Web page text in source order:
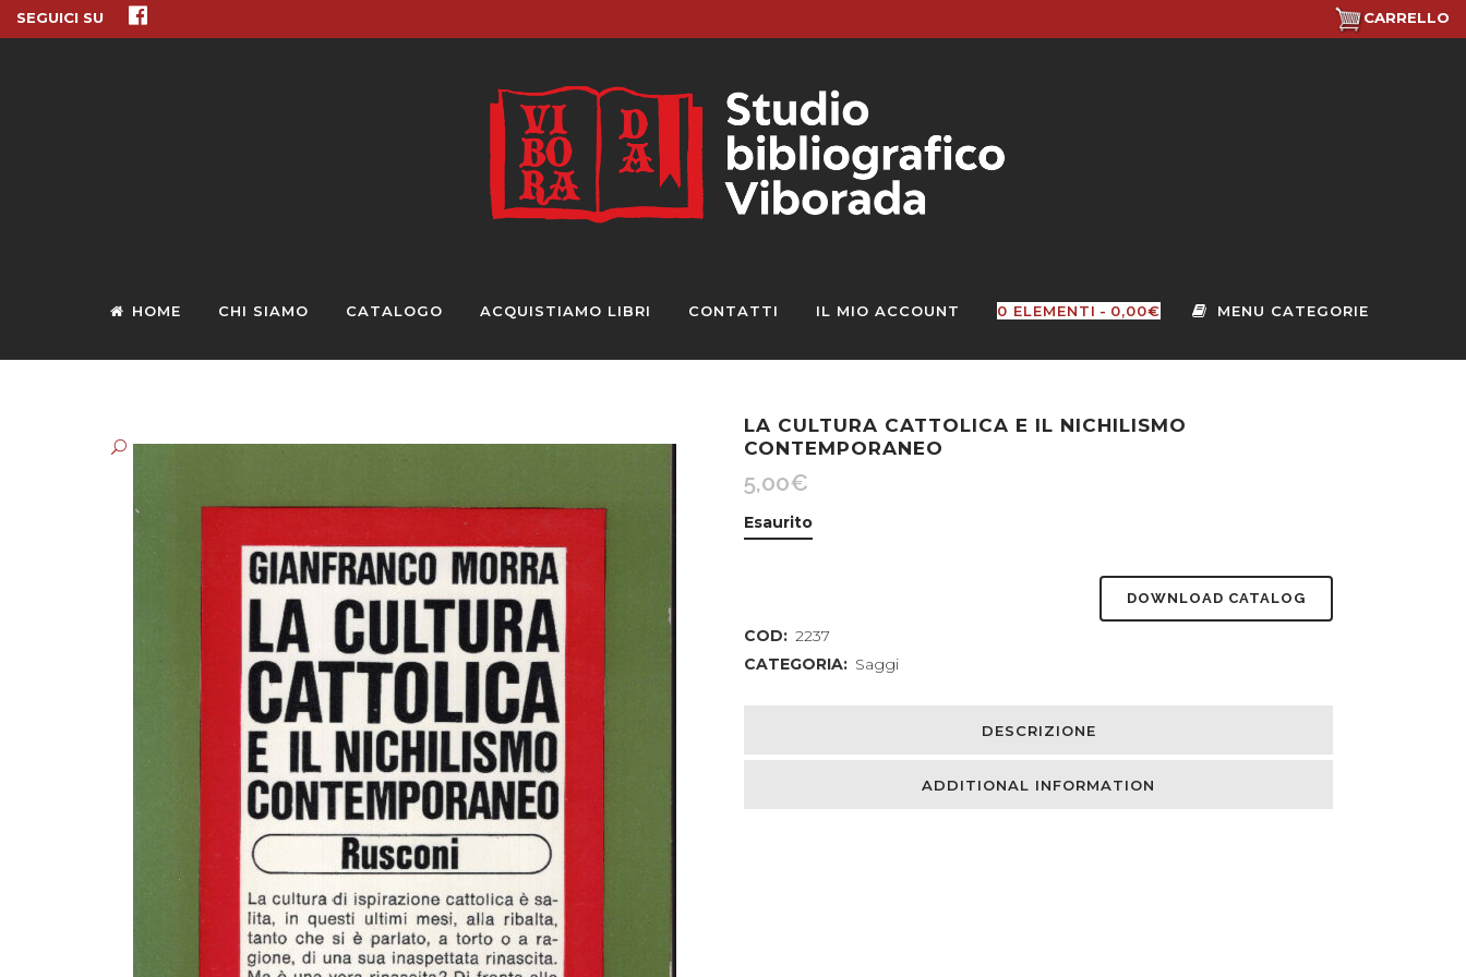
SEGUICI SU CARRELLO
HOME CHI SIAMO CATALOGO ACQUISTIAMO LIBRI CONTATTI IL MIO ACCOUNT 0 ELEMENTI 0,00€
LA CULTURA CATTOLICA E IL NICHILISMO
CONTEMPORANEO
5,00€
Esaurito
DOWNLOAD CATALOG
COD: 2237
CATEGORIA: Saggi
DESCRIZIONE
ADDITIONAL INFORMATION